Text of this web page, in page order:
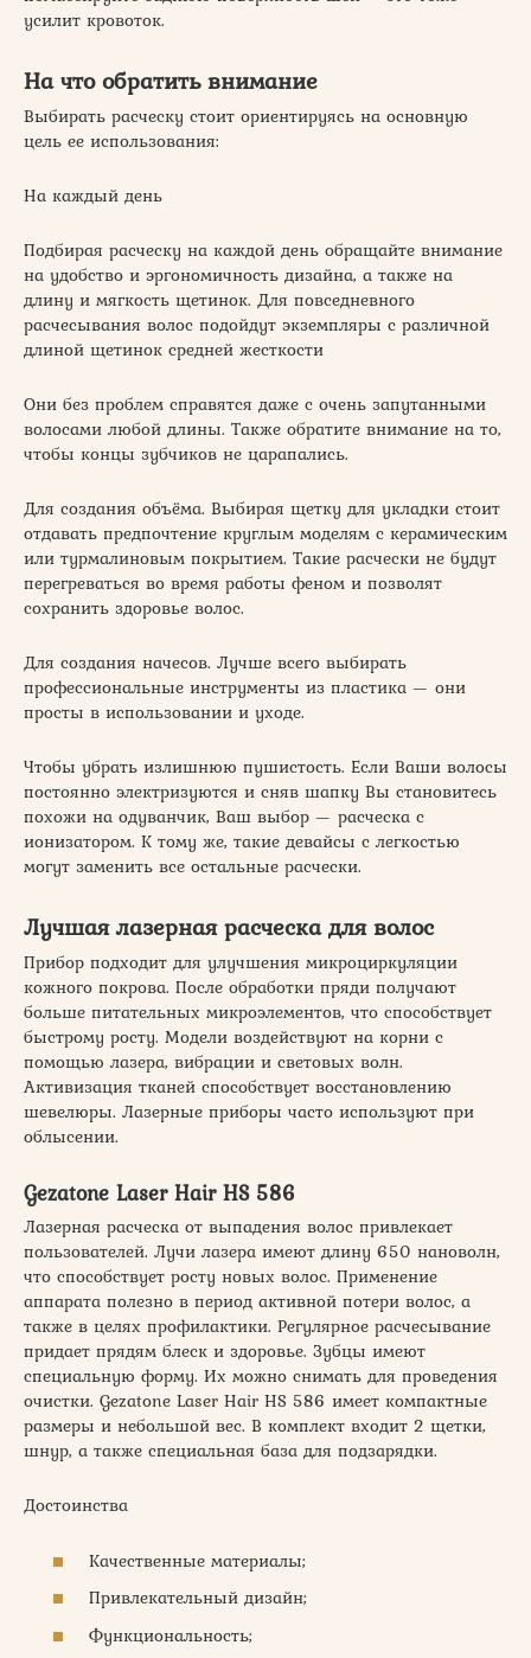
усилит кровоток.
На что обратить внимание
Выбирать расческу стоит ориентируясь на основную
цель ее использования:
На каждый день
Подбирая расческу на каждой день обращайте внимание
на удобство и эргономичность дизайна, а также на
длину и мягкость щетинок. Для повседневного
расчесывания волос подойдут экземпляры с различной
длиной щетинок средней жесткости
Они без проблем справятся даже с очень запутанными
волосами любой длины. Также обратите внимание на то,
чтобы концы зубчиков не царапались.
Для создания объёма. Выбирая щетку для укладки стоит
отдавать предпочтение круглым моделям с керамическим
или турмалиновым покрытием. Такие расчески не будут
перегреваться во время работы феном и позволят
сохранить здоровье волос.
Для создания начесов. Лучше всего выбирать
профессиональные инструменты из пластика — они
просты в использовании и уходе.
Чтобы убрать излишнюю пушистость. Если Ваши волосы
постоянно электризуются и сняв шапку Вы становитесь
похожи на одуванчик, Ваш выбор — расческа с
ионизатором. К тому же, такие девайсы с легкостью
могут заменить все остальные расчески.
Лучшая лазерная расческа для волос
Прибор подходит для улучшения микроциркуляции
кожного покрова. После обработки пряди получают
больше питательных микроэлементов, что способствует
быстрому росту. Модели воздействуют на корни с
помощью лазера, вибрации и световых волн.
Активизация тканей способствует восстановлению
шевелюры. Лазерные приборы часто используют при
облысении.
Gezatone Laser Hair HS 586
Лазерная расческа от выпадения волос привлекает
пользователей. Лучи лазера имеют длину 650 нановолн,
что способствует росту новых волос. Применение
аппарата полезно в период активной потери волос, а
также в целях профилактики. Регулярное расчесывание
придает прядям блеск и здоровье. Зубцы имеют
специальную форму. Их можно снимать для проведения
очистки. Gezatone Laser Hair HS 586 имеет компактные
размеры и небольшой вес. В комплект входит 2 щетки,
шнур, а также специальная база для подзарядки.
Достоинства
Качественные материалы;
Привлекательный дизайн;
Функциональность;